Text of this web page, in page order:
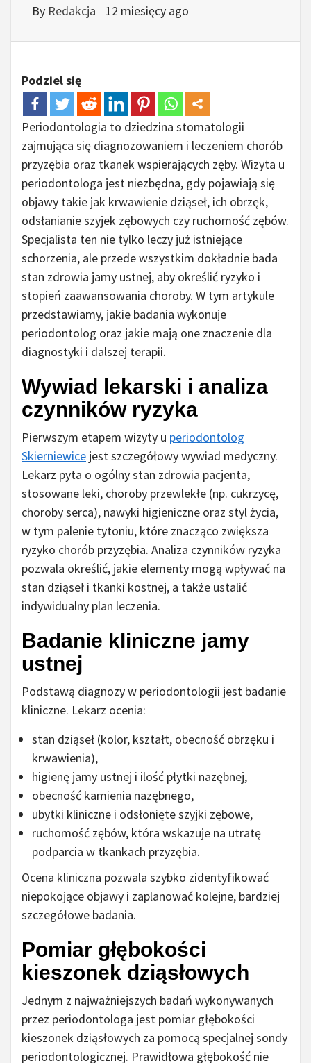
By Redakcja 12 miesięcy ago
Podziel się
Periodontologia to dziedzina stomatologii
zajmująca się diagnozowaniem i leczeniem chorób
przyzębia oraz tkanek wspierających zęby. Wizyta u
periodontologa jest niezbędna, gdy pojawiają się
objawy takie jak krwawienie dziąseł, ich obrzęk,
odsłanianie szyjek zębowych czy ruchomość zębów.
Specjalista ten nie tylko leczy już istniejące
schorzenia, ale przede wszystkim dokładnie bada
stan zdrowia jamy ustnej, aby określić ryzyko i
stopień zaawansowania choroby. W tym artykule
przedstawiamy, jakie badania wykonuje
periodontolog oraz jakie mają one znaczenie dla
diagnostyki i dalszej terapii.
Wywiad lekarski i analiza
czynników ryzyka
Pierwszym etapem wizyty u periodontolog
Skierniewice jest szczegółowy wywiad medyczny.
Lekarz pyta o ogólny stan zdrowia pacjenta,
stosowane leki, choroby przewlekłe (np. cukrzycę,
choroby serca), nawyki higieniczne oraz styl życia,
w tym palenie tytoniu, które znacząco zwiększa
ryzyko chorób przyzębia. Analiza czynników ryzyka
pozwala określić, jakie elementy mogą wpływać na
stan dziąseł i tkanki kostnej, a także ustalić
indywidualny plan leczenia.
Badanie kliniczne jamy
ustnej
Podstawą diagnozy w periodontologii jest badanie
kliniczne. Lekarz ocenia:
stan dziąseł (kolor, kształt, obecność obrzęku i
krwawienia),
higienę jamy ustnej i ilość płytki nazębnej,
obecność kamienia nazębnego,
ubytki kliniczne i odsłonięte szyjki zębowe,
ruchomość zębów, która wskazuje na utratę
podparcia w tkankach przyzębia.
Ocena kliniczna pozwala szybko zidentyfikować
niepokojące objawy i zaplanować kolejne, bardziej
szczegółowe badania.
Pomiar głębokości
kieszonek dziąsłowych
Jednym z najważniejszych badań wykonywanych
przez periodontologa jest pomiar głębokości
kieszonek dziąsłowych za pomocą specjalnej sondy
periodontologicznej. Prawidłowa głębokość nie